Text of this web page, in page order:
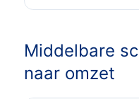
Middelbare
naar omzet